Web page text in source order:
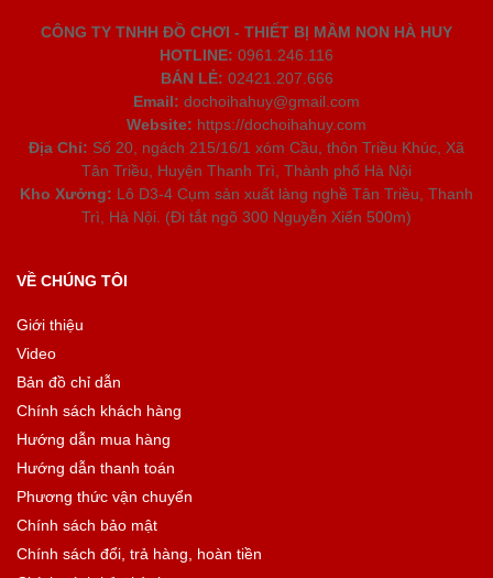
CÔNG TY TNHH ĐỒ CHƠI - THIẾT BỊ MẦM NON HÀ HUY
HOTLINE: 0961.246.116
BÁN LẺ: 02421.207.666
Email: dochoihahuy@gmail.com
Website: https://dochoihahuy.com
Địa Chỉ: Số 20, ngách 215/16/1 xóm Cầu, thôn Triều Khúc, Xã
Tân Triều, Huyện Thanh Trì, Thành phố Hà Nội
Kho Xưởng: Lô D3-4 Cụm sản xuất làng nghề Tân Triều, Thanh
Trì, Hà Nội. (Đi tắt ngõ 300 Nguyễn Xiển 500m)
VỀ CHÚNG TÔI
Giới thiệu
Video
Bản đồ chỉ dẫn
Chính sách khách hàng
Hướng dẫn mua hàng
Hướng dẫn thanh toán
Phương thức vận chuyển
Chính sách bảo mật
Chính sách đổi, trả hàng, hoàn tiền